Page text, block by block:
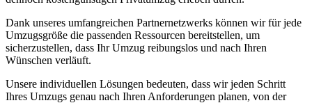
Dank unseres umfangreichen Partnernetzwerks können wir für jede
Umzugsgröße die passenden Ressourcen bereitstellen, um
sicherzustellen, dass Ihr Umzug reibungslos und nach Ihren
Wünschen verläuft.
Unsere individuellen Lösungen bedeuten, dass wir jeden Schritt
Ihres Umzugs genau nach Ihren Anforderungen planen, von der